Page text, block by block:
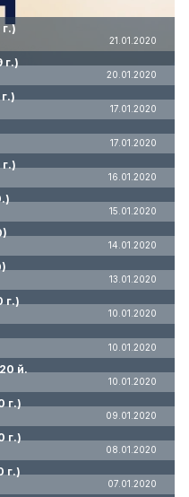
21.01.2020
г.)
20.01.2020
17.01.2020
17.01.2020
16.01.2020
15.01.2020
14.01.2020
13.01.2020
г.)
10.01.2020
10.01.2020
й.
10.01.2020
г.)
09.01.2020
г.)
08.01.2020
г.)
07.01.2020